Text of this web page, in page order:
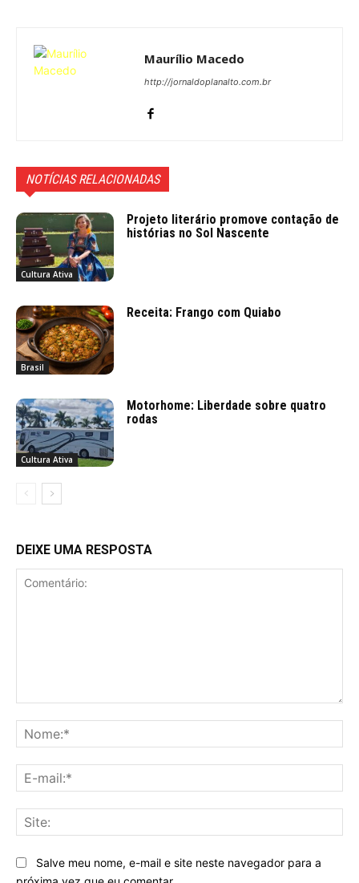
Maurílio Macedo
http://jornaldoplanalto.com.br
NOTÍCIAS RELACIONADAS
Cultura Ativa
Projeto literário promove contação de
histórias no Sol Nascente
Brasil
Receita: Frango com Quiabo
Cultura Ativa
Motorhome: Liberdade sobre quatro
rodas
DEIXE UMA RESPOSTA
Salve meu nome, e-mail e site neste navegador para a